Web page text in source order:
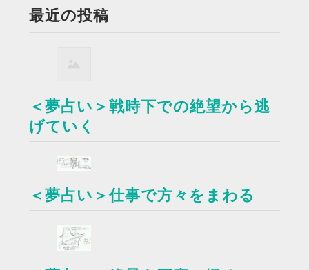
最近の投稿
＜夢占い＞戦時下での絶望から逃
げていく
＜夢占い＞仕事で方々をまわる